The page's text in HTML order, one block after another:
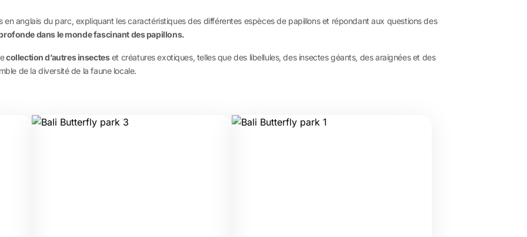
anglais du parc, expliquant les caractéristiques des différentes espèces de papillons et répondant aux questions des
dans le monde fascinant des papillons.
collection d’autres insecteset créatures exotiques, telles que des libellules, des insectes géants, des araignées et des
de la diversité de la faune locale.